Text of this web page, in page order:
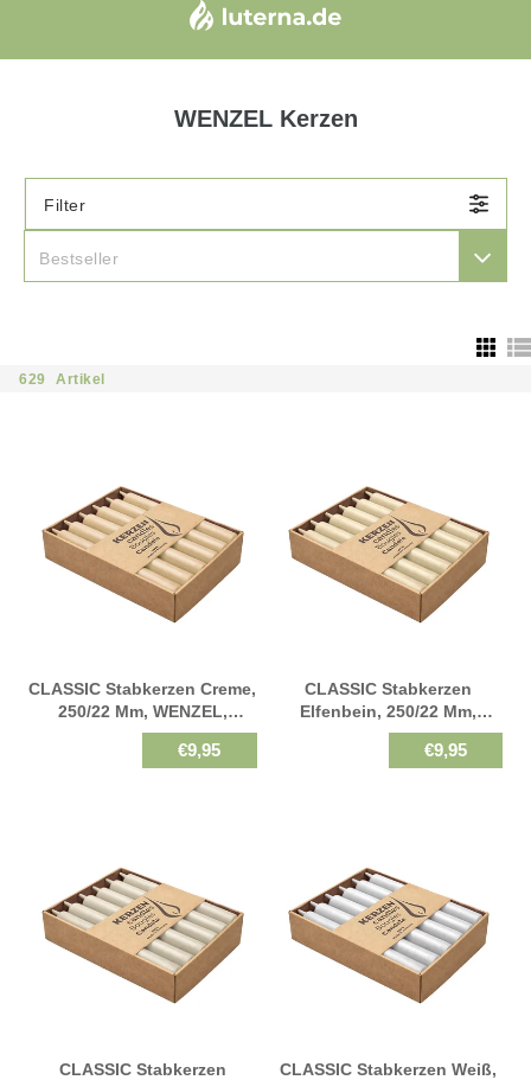
WENZEL Kerzen
Bestseller 
Filter
629 Artikel
CLASSIC Stabkerzen Creme,
250/22 Mm, WENZEL,
Brenndauer 10h, 12 St.
€9,95
CLASSIC Stabkerzen
Elfenbein, 250/22 Mm,
WENZEL, Brenndauer 10h,
€9,95
CLASSIC Stabkerzen
CLASSIC Stabkerzen Weiß,